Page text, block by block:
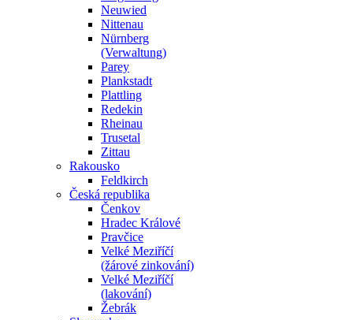
Neuwied
Nittenau
Nürnberg
(Verwaltung)
Parey
Plankstadt
Plattling
Redekin
Rheinau
Trusetal
Zittau
Rakousko
Feldkirch
Česká republika
Čenkov
Hradec Králové
Pravčice
Velké Meziříčí
(žárové zinkování)
Velké Meziříčí
(lakování)
Žebrák